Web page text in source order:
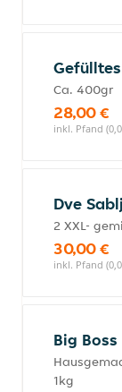
Ca. 400gr
28,00 €
inkl. Pfand
Dve
2 XXL-
30,00 €
inkl. Pfand
Big Boss
1kg